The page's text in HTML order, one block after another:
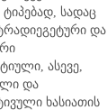
სადაც
და
ასევე,
და
ხასიათის